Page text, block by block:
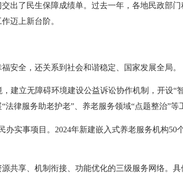
了民生保障成绩单。过去一年，各地民政部门
迈上新台阶。
安全，还关系到社会和谐稳定、国家发展全
立无障碍环境建设公益诉讼协作机制，开设“
法律服务助老护老”、养老服务领域“点题整治
事项目。2024年新建嵌入式养老服务机构50
共享、机制衔接、功能优化的三级服务网络